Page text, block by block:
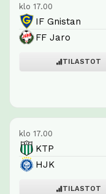
klo 17.00
IF Gnistan
FF Jaro
TILASTOT
klo 17.00
KTP
HJK
TILASTOT